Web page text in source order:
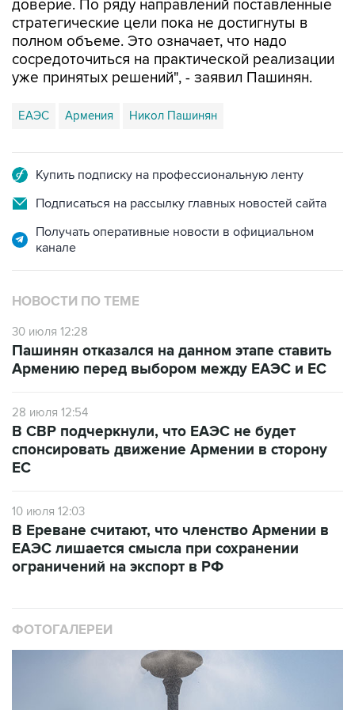
доверие. По ряду направлений поставленные
стратегические цели пока не достигнуты в
полном объеме. Это означает, что надо
сосредоточиться на практической реализации
уже принятых решений", - заявил Пашинян.
ЕАЭС Армения Никол Пашинян
Купить подписку на профессиональную ленту
Подписаться на рассылку главных новостей сайта
Получать оперативные новости в официальном
канале
НОВОСТИ ПО ТЕМЕ
30 июля 12:28
Пашинян отказался на данном этапе ставить
Армению перед выбором между ЕАЭС и ЕС
28 июля 12:54
В СВР подчеркнули, что ЕАЭС не будет
спонсировать движение Армении в сторону
ЕС
10 июля 12:03
В Ереване считают, что членство Армении в
ЕАЭС лишается смысла при сохранении
ограничений на экспорт в РФ
ФОТОГАЛЕРЕИ